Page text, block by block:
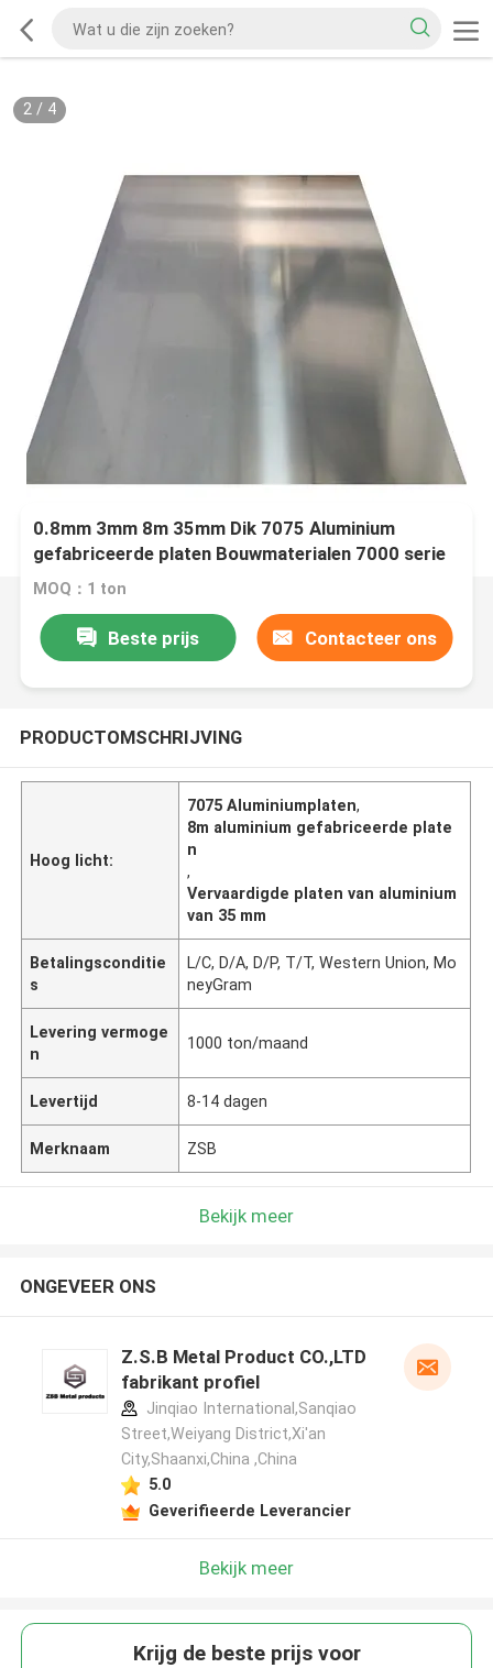
2/ 4
0.8mm 3mm 8m 35mm Dik 7075 Aluminium
gefabriceerde platen Bouwmaterialen 7000 serie
Aluminiumplaat
MOQ：1 ton
Beste prijs Contacteer ons
PRODUCTOMSCHRIJVING
Hoog licht:
7075 Aluminiumplaten,
8m aluminium gefabriceerde plate
n
,
Vervaardigde platen van aluminium
van 35 mm
Betalingsconditie
s
L/C, D/A, D/P, T/T, Western Union, Mo
neyGram
Levering vermoge
n
1000 ton/maand
Levertijd 8-14 dagen
Merknaam ZSB
Bekijk meer
ONGEVEER ONS
Z.S.B Metal Product CO.,LTD
fabrikant profiel
Jinqiao International,Sanqiao
Street,Weiyang District,Xi'an
City,Shaanxi,China ,China
5.0
Geverifieerde Leverancier
Bekijk meer
Krijg de beste prijs voor